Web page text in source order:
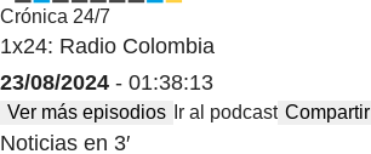
Crónica 24/7
1x24: Radio Colombia
23/08/2024 - 01:38:13
Ver más episodios Ir al podcast Compartir
Noticias en 3′